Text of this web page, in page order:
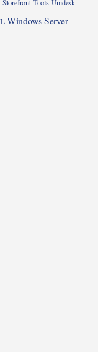
Storefront Tools Unidesk
Windows Server